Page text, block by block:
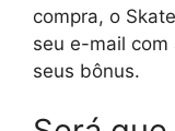
compra, o
seu e-mail com
seus bônus.